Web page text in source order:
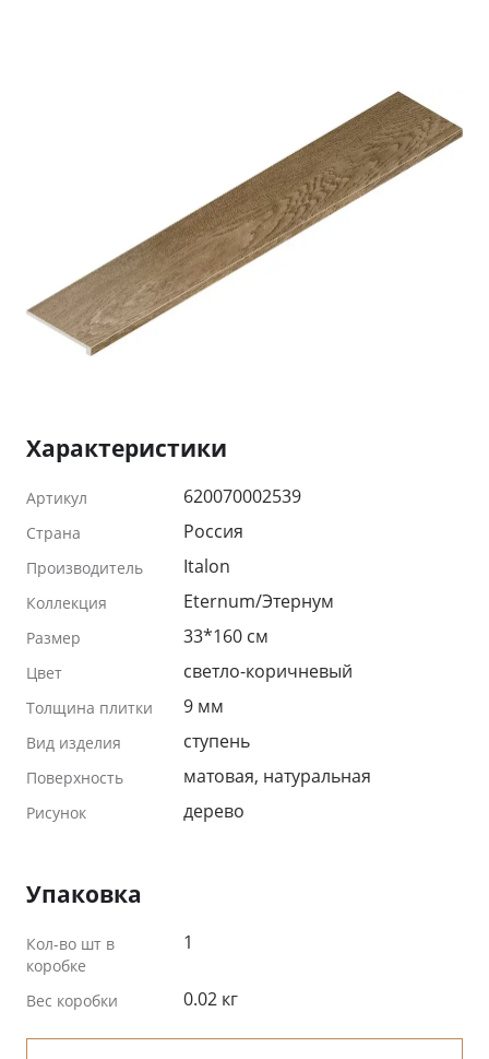
Характеристики
Артикул 620070002539
Страна Россия
Производитель Italon
Коллекция Eternum/Этернум
Размер 33*160 см
Цвет светло-коричневый
Толщина плитки 9 мм
Вид изделия ступень
Поверхность матовая, натуральная
Рисунок дерево
Упаковка
Кол-во шт в
коробке
1
Вес коробки 0.02 кг